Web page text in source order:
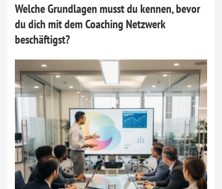
Welche Grundlagen musst du kennen, bevor
du dich mit dem Coaching Netzwerk
beschäftigst?